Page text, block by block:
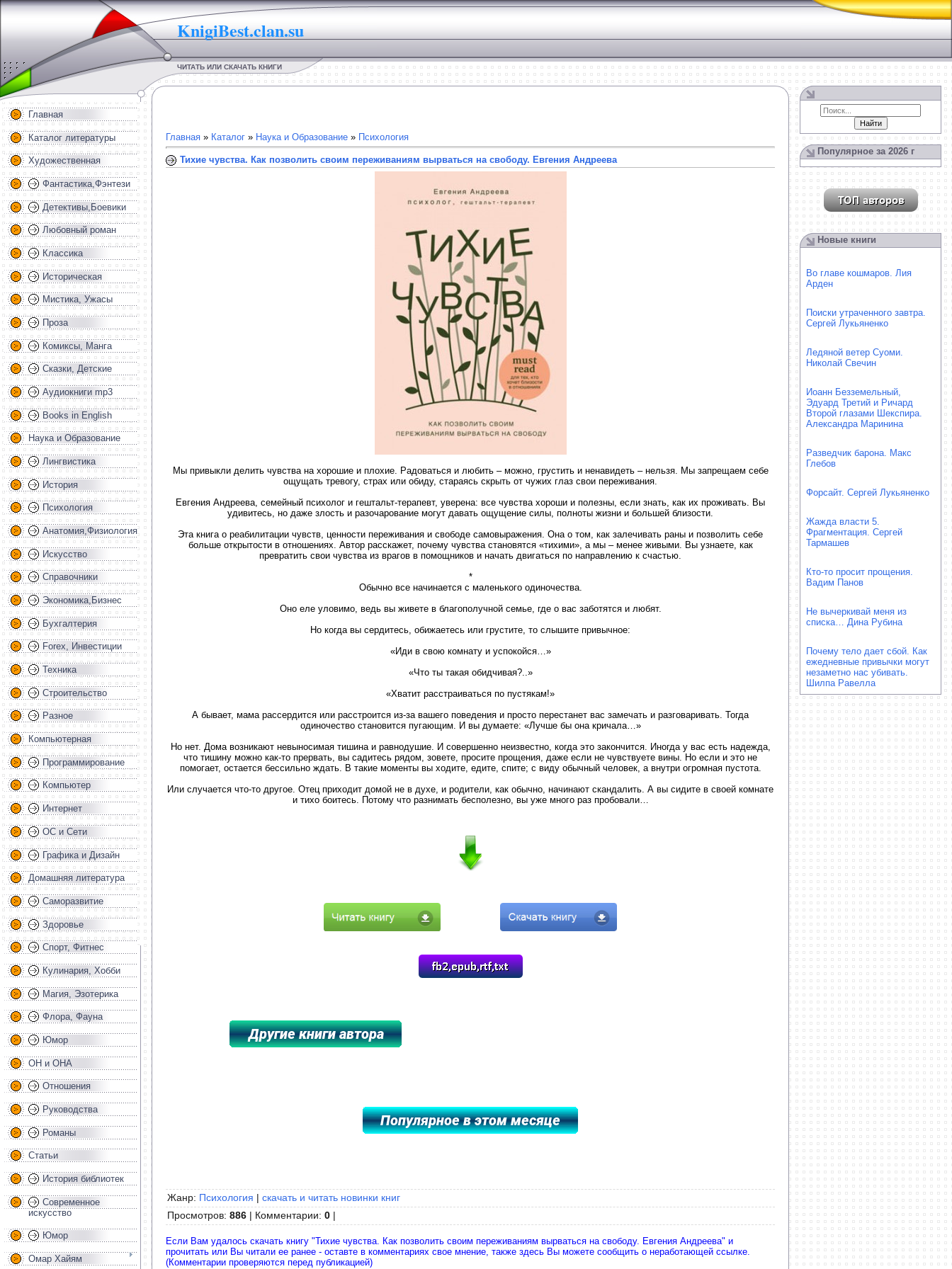
KnigiBest.clan.su
ЧИТАТЬ ИЛИ СКАЧАТЬ КНИГИ
Главная
Каталог литературы
Художественная
Фантастика,Фэнтези
Детективы,Боевики
Любовный роман
Классика
Историческая
Мистика, Ужасы
Проза
Комиксы, Манга
Сказки, Детские
Аудиокниги mp3
Books in English
Наука и Образование
Лингвистика
История
Психология
Анатомия,Физиология
Искусство
Справочники
Экономика,Бизнес
Бухгалтерия
Forex, Инвестиции
Техника
Строительство
Разное
Компьютерная
Программирование
Компьютер
Интернет
ОС и Сети
Графика и Дизайн
Домашняя литература
Саморазвитие
Здоровье
Спорт, Фитнес
Кулинария, Хобби
Магия, Эзотерика
Флора, Фауна
Юмор
ОН и ОНА
Отношения
Руководства
Романы
Статьи
История библиотек
Современное
искусство
Юмор
Омар Хайям
Главная » Каталог » Наука и Образование » Психология
Тихие чувства. Как позволить своим переживаниям вырваться на свободу. Евгения Андреева
Мы привыкли делить чувства на хорошие и плохие. Радоваться и любить – можно, грустить и ненавидеть – нельзя. Мы запрещаем себе
ощущать тревогу, страх или обиду, стараясь скрыть от чужих глаз свои переживания.
Евгения Андреева, семейный психолог и гештальт-терапевт, уверена: все чувства хороши и полезны, если знать, как их проживать. Вы
удивитесь, но даже злость и разочарование могут давать ощущение силы, полноты жизни и большей близости.
Эта книга о реабилитации чувств, ценности переживания и свободе самовыражения. Она о том, как залечивать раны и позволить себе
больше открытости в отношениях. Автор расскажет, почему чувства становятся «тихими», а мы – менее живыми. Вы узнаете, как
превратить свои чувства из врагов в помощников и начать двигаться по направлению к счастью.
*
Обычно все начинается с маленького одиночества.
Оно еле уловимо, ведь вы живете в благополучной семье, где о вас заботятся и любят.
Но когда вы сердитесь, обижаетесь или грустите, то слышите привычное:
«Иди в свою комнату и успокойся…»
«Что ты такая обидчивая?..»
«Хватит расстраиваться по пустякам!»
А бывает, мама рассердится или расстроится из-за вашего поведения и просто перестанет вас замечать и разговаривать. Тогда
одиночество становится пугающим. И вы думаете: «Лучше бы она кричала…»
Но нет. Дома возникают невыносимая тишина и равнодушие. И совершенно неизвестно, когда это закончится. Иногда у вас есть надежда,
что тишину можно как-то прервать, вы садитесь рядом, зовете, просите прощения, даже если не чувствуете вины. Но если и это не
помогает, остается бессильно ждать. В такие моменты вы ходите, едите, спите; с виду обычный человек, а внутри огромная пустота.
Или случается что-то другое. Отец приходит домой не в духе, и родители, как обычно, начинают скандалить. А вы сидите в своей комнате
и тихо боитесь. Потому что разнимать бесполезно, вы уже много раз пробовали…
Жанр: Психология | скачать и читать новинки книг
Просмотров: 886 | Комментарии: 0 |
Если Вам удалось скачать книгу "Тихие чувства. Как позволить своим переживаниям вырваться на свободу. Евгения Андреева" и
прочитать или Вы читали ее ранее - оставте в комментариях свое мнение, также здесь Вы можете сообщить о неработающей ссылке.
(Комментарии проверяются перед публикацией)
Популярное за 2026 г
Новые книги
Во главе кошмаров. Лия
Арден
Поиски утраченного завтра.
Сергей Лукьяненко
Ледяной ветер Суоми.
Николай Свечин
Иоанн Безземельный,
Эдуард Третий и Ричард
Второй глазами Шекспира.
Александра Маринина
Разведчик барона. Макс
Глебов
Форсайт. Сергей Лукьяненко
Жажда власти 5.
Фрагментация. Сергей
Тармашев
Кто-то просит прощения.
Вадим Панов
Не вычеркивай меня из
списка… Дина Рубина
Почему тело дает сбой. Как
ежедневные привычки могут
незаметно нас убивать.
Шилпа Равелла